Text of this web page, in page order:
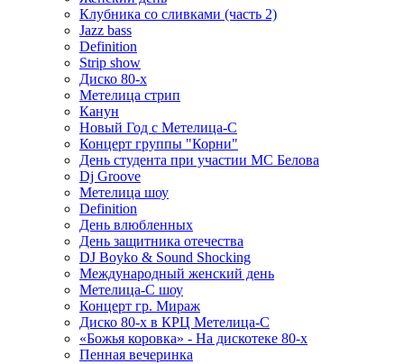
Клубника со сливками (часть 2)
Jazz bass
Definition
Strip show
Диско 80-х
Метелица стрип
Канун
Новый Год с Метелица-С
Концерт группы "Корни"
День студента при участии МС Белова
Dj Groove
Метелица шоу
Definition
День влюбленных
День защитника отечества
DJ Boyko & Sound Shocking
Международный женский день
Метелица-С шоу
Концерт гр. Мираж
Диско 80-х в КРЦ Метелица-С
«Божья коровка» - На дискотеке 80-х
Пенная вечеринка